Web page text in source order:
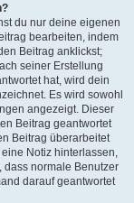
du nur deine eigenen
bearbeiten, indem
Beitrag anklickst;
seiner Erstellung
hat, wird dein
Es wird sowohl
angezeigt. Dieser
Beitrag geantwortet
Beitrag überarbeitet
Notiz hinterlassen,
dass normale Benutzer
darauf geantwortet